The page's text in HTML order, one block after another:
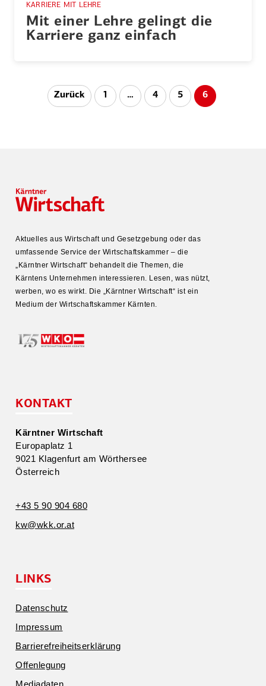
KARRIERE MIT LEHRE
Mit einer Lehre gelingt die
Karriere ganz einfach
Seitennummerierung
Zurück 1 … 4 5 6
Aktuelles aus Wirtschaft und Gesetz­gebung oder das
umfas­sende Service der Wirtschafts­kammer – die
„Kärntner Wirtschaft“ behandelt die Themen, die
Kärntens Unter­nehmen inter­es­sieren. Lesen, was nützt,
werben, wo es wirkt. Die „Kärntner Wirtschaft“ ist ein
Medium der Wirtschafts­kammer Kärnten.
KONTAKT
Kärntner Wirtschaft
Europa­platz 1
9021 Klagenfurt am Wörthersee
Öster­reich
+43 5 90 904 680
kw@​wkk.​or.​at
LINKS
Daten­schutz
Impressum
Barrie­re­frei­heits­er­klärung
Offen­legung